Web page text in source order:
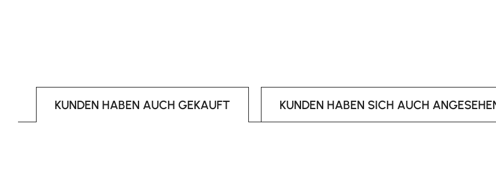
KUNDEN HABEN AUCH GEKAUFT KUNDEN HABEN SICH AUCH